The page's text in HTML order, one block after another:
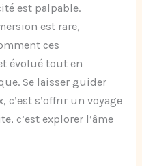
est palpable.
est rare,
ces
évolué tout en
Se laisser guider
c’est s’offrir un voyage
c’est explorer l’âme